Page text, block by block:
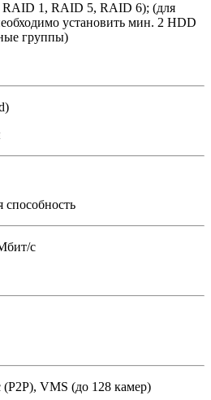
1, RAID 5, RAID 6); (для
установить мин. 2 HDD
группы)
способность
с
VMS (до 128 камер)